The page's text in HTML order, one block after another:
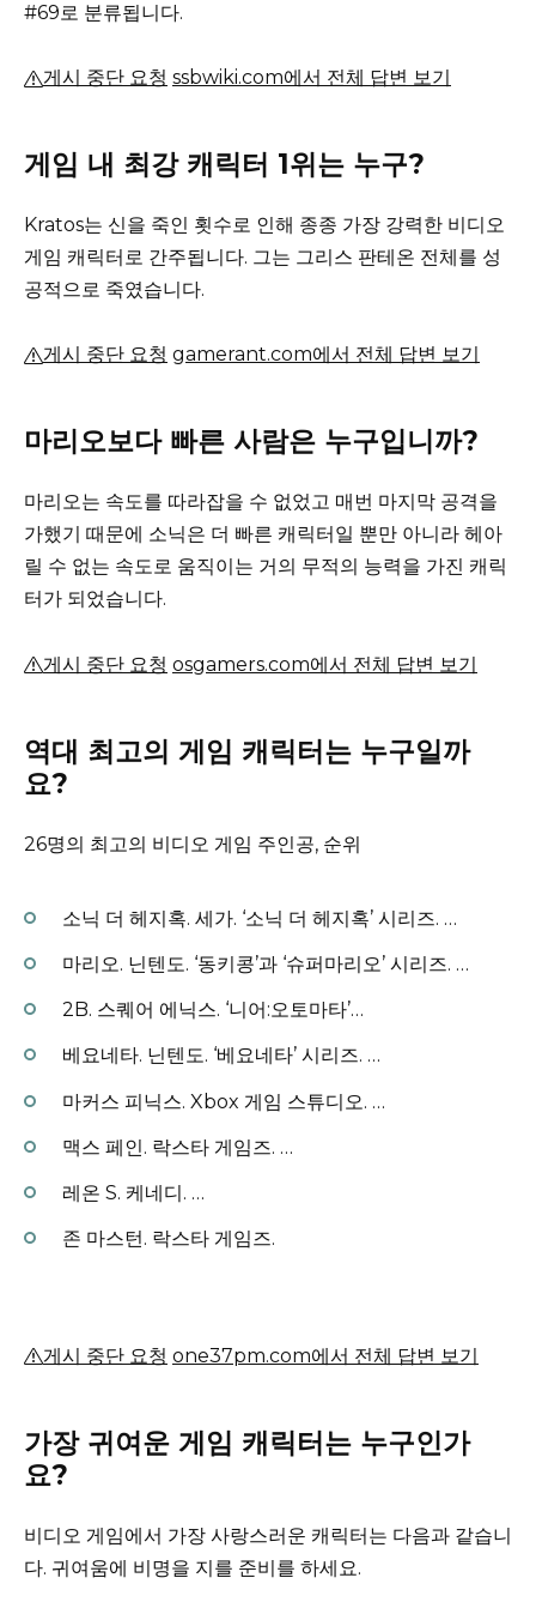
#69로 분류됩니다.
게시 중단 요청 ssbwiki.com에서 전체 답변 보기
게임 내 최강 캐릭터 1위는 누구?
Kratos는 신을 죽인 횟수로 인해 종종 가장 강력한 비디오
게임 캐릭터로 간주됩니다. 그는 그리스 판테온 전체를 성
공적으로 죽였습니다.
게시 중단 요청 gamerant.com에서 전체 답변 보기
마리오보다 빠른 사람은 누구입니까?
마리오는 속도를 따라잡을 수 없었고 매번 마지막 공격을
가했기 때문에 소닉은 더 빠른 캐릭터일 뿐만 ​​아니라 헤아
릴 수 없는 속도로 움직이는 거의 무적의 능력을 가진 캐릭
터가 되었습니다.
게시 중단 요청 osgamers.com에서 전체 답변 보기
역대 최고의 게임 캐릭터는 누구일까
요?
26명의 최고의 비디오 게임 주인공, 순위
소닉 더 헤지혹. 세가. ‘소닉 더 헤지혹’ 시리즈. …
마리오. 닌텐도. ‘동키콩’과 ‘슈퍼마리오’ 시리즈. …
2B. 스퀘어 에닉스. ‘니어:오토마타’…
베요네타. 닌텐도. ‘베요네타’ 시리즈. …
마커스 피닉스. Xbox 게임 스튜디오. …
맥스 페인. 락스타 게임즈. …
레온 S. 케네디. …
존 마스턴. 락스타 게임즈.
게시 중단 요청 one37pm.com에서 전체 답변 보기
가장 귀여운 게임 캐릭터는 누구인가
요?
비디오 게임에서 가장 사랑스러운 캐릭터는 다음과 같습니
다. 귀여움에 비명을 지를 준비를 하세요.